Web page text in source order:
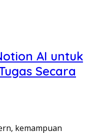
AI untuk
Secara
kemampuan